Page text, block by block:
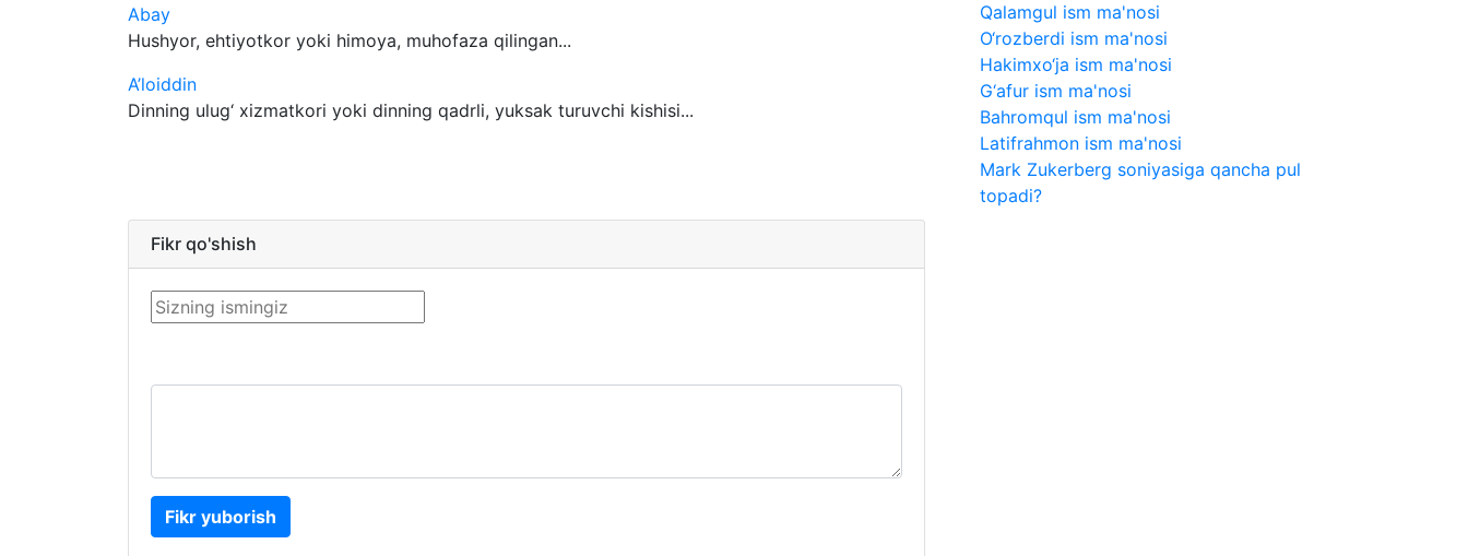
Abay
Hushyor, ehtiyotkor yoki himoya, muhofaza qilingan...
A’loiddin
Dinning ulug‘ xizmatkori yoki dinning qadrli, yuksak turuvchi kishisi...
Fikr qo'shish
Fikr yuborish
Qalamgul ism ma'nosi
O‘rozberdi ism ma'nosi
Hakimxo‘ja ism ma'nosi
G‘afur ism ma'nosi
Bahromqul ism ma'nosi
Latifrahmon ism ma'nosi
Mark Zukerberg soniyasiga qancha pul
topadi?